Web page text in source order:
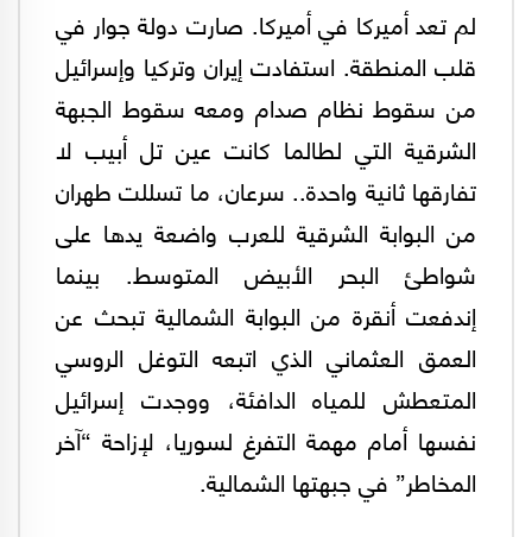
لم تعد أميركا في أميركا. صارت دولة جوار في
قلب المنطقة. استفادت إيران وتركيا وإسرائيل
من سقوط نظام صدام ومعه سقوط الجبهة
الشرقية التي لطالما كانت عين تل أبيب لا
تفارقها ثانية واحدة.. سرعان، ما تسللت طهران
من البوابة الشرقية للعرب واضعة يدها على
شواطئ البحر الأبيض المتوسط. بينما
إندفعت أنقرة من البوابة الشمالية تبحث عن
العمق العثماني الذي اتبعه التوغل الروسي
المتعطش للمياه الدافئة، ووجدت إسرائيل
نفسها أمام مهمة التفرغ لسوريا، لإزاحة “آخر
المخاطر” في جبهتها الشمالية.